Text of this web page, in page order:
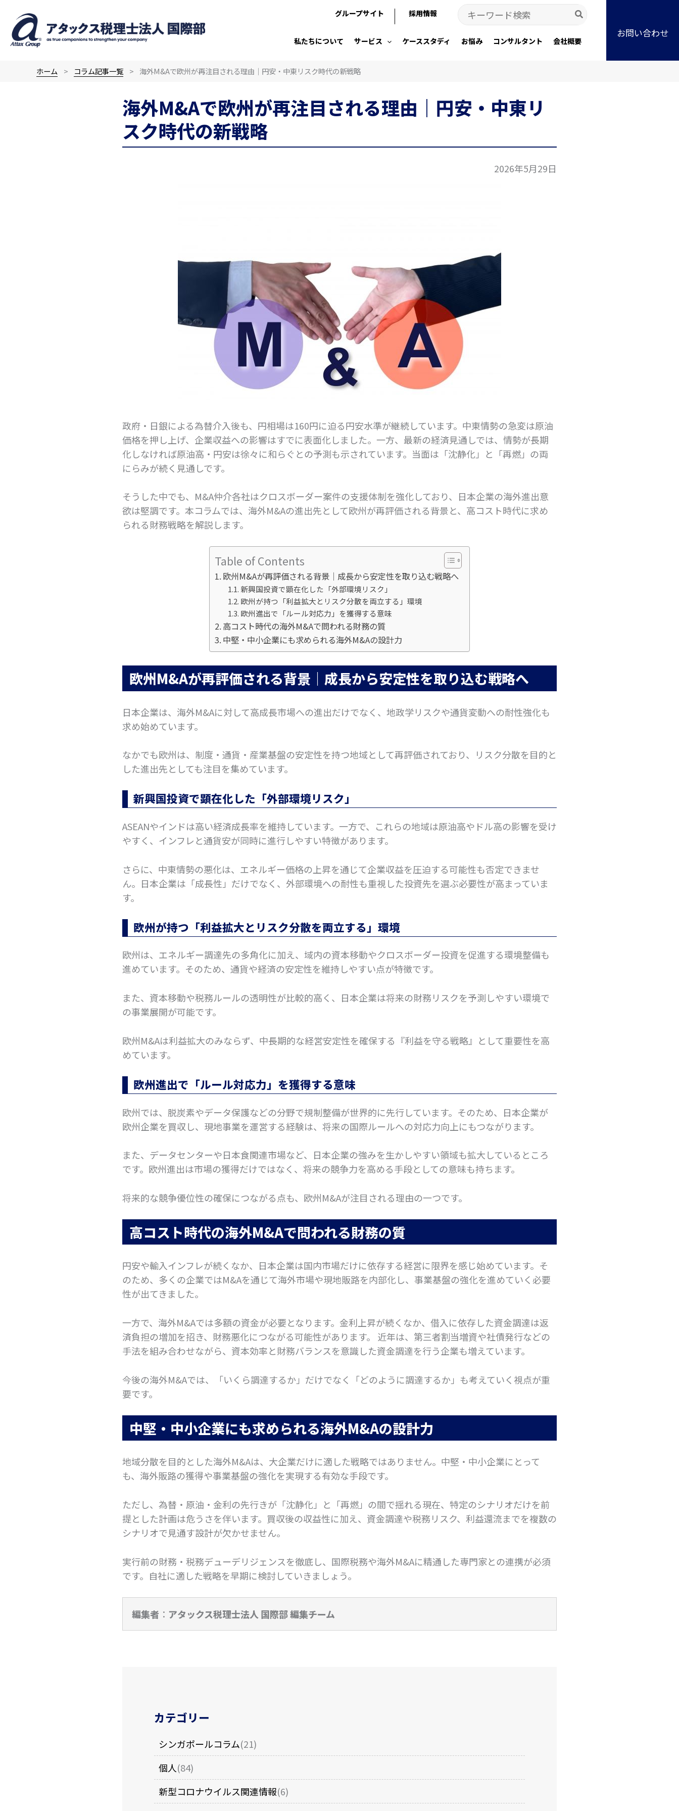
グループサイト 採用情報
Search
for:
私たちについて サービス ケーススタディ お悩み コンサルタント 会社概要
お問い合わせ
ホーム コラム記事一覧 海外M&Aで欧州が再注目される理由｜円安・中東リスク時代の新戦略
海外M&Aで欧州が再注目される理由｜円安・中東リ
スク時代の新戦略
2026年5月29日
政府・日銀による為替介入後も、円相場は160円に迫る円安水準が継続しています。中東情勢の急変は原油
価格を押し上げ、企業収益への影響はすでに表面化しました。一方、最新の経済見通しでは、情勢が長期
化しなければ原油高・円安は徐々に和らぐとの予測も示されています。当面は「沈静化」と「再燃」の両
にらみが続く見通しです。
そうした中でも、M&A仲介各社はクロスボーダー案件の支援体制を強化しており、日本企業の海外進出意
欲は堅調です。本コラムでは、海外M&Aの進出先として欧州が再評価される背景と、高コスト時代に求め
られる財務戦略を解説します。
Table of Contents
欧州M&Aが再評価される背景｜成長から安定性を取り込む戦略へ
新興国投資で顕在化した「外部環境リスク」
欧州が持つ「利益拡大とリスク分散を両立する」環境
欧州進出で「ルール対応力」を獲得する意味
高コスト時代の海外M&Aで問われる財務の質
中堅・中小企業にも求められる海外M&Aの設計力
欧州M&Aが再評価される背景｜成長から安定性を取り込む戦略へ
日本企業は、海外M&Aに対して高成長市場への進出だけでなく、地政学リスクや通貨変動への耐性強化も
求め始めています。
なかでも欧州は、制度・通貨・産業基盤の安定性を持つ地域として再評価されており、リスク分散を目的と
した進出先としても注目を集めています。
新興国投資で顕在化した「外部環境リスク」
ASEANやインドは高い経済成長率を維持しています。一方で、これらの地域は原油高やドル高の影響を受け
やすく、インフレと通貨安が同時に進行しやすい特徴があります。
さらに、中東情勢の悪化は、エネルギー価格の上昇を通じて企業収益を圧迫する可能性も否定できませ
ん。日本企業は「成長性」だけでなく、外部環境への耐性も重視した投資先を選ぶ必要性が高まっていま
す。
欧州が持つ「利益拡大とリスク分散を両立する」環境
欧州は、エネルギー調達先の多角化に加え、域内の資本移動やクロスボーダー投資を促進する環境整備も
進めています。そのため、通貨や経済の安定性を維持しやすい点が特徴です。
また、資本移動や税務ルールの透明性が比較的高く、日本企業は将来の財務リスクを予測しやすい環境で
の事業展開が可能です。
欧州M&Aは利益拡大のみならず、中長期的な経営安定性を確保する『利益を守る戦略』として重要性を高
めています。
欧州進出で「ルール対応力」を獲得する意味
欧州では、脱炭素やデータ保護などの分野で規制整備が世界的に先行しています。そのため、日本企業が
欧州企業を買収し、現地事業を運営する経験は、将来の国際ルールへの対応力向上にもつながります。
また、データセンターや日本食関連市場など、日本企業の強みを生かしやすい領域も拡大しているところ
です。欧州進出は市場の獲得だけではなく、将来の競争力を高める手段としての意味も持ちます。
将来的な競争優位性の確保につながる点も、欧州M&Aが注目される理由の一つです。
高コスト時代の海外M&Aで問われる財務の質
円安や輸入インフレが続くなか、日本企業は国内市場だけに依存する経営に限界を感じ始めています。そ
のため、多くの企業ではM&Aを通じて海外市場や現地販路を内部化し、事業基盤の強化を進めていく必要
性が出てきました。
一方で、海外M&Aでは多額の資金が必要となります。金利上昇が続くなか、借入に依存した資金調達は返
済負担の増加を招き、財務悪化につながる可能性があります。 近年は、第三者割当増資や社債発行などの
手法を組み合わせながら、資本効率と財務バランスを意識した資金調達を行う企業も増えています。
今後の海外M&Aでは、「いくら調達するか」だけでなく「どのように調達するか」も考えていく視点が重
要です。
中堅・中小企業にも求められる海外M&Aの設計力
地域分散を目的とした海外M&Aは、大企業だけに適した戦略ではありません。中堅・中小企業にとって
も、海外販路の獲得や事業基盤の強化を実現する有効な手段です。
ただし、為替・原油・金利の先行きが「沈静化」と「再燃」の間で揺れる現在、特定のシナリオだけを前
提とした計画は危うさを伴います。買収後の収益性に加え、資金調達や税務リスク、利益還流までを複数の
シナリオで見通す設計が欠かせません。
実行前の財務・税務デューデリジェンスを徹底し、国際税務や海外M&Aに精通した専門家との連携が必須
です。自社に適した戦略を早期に検討していきましょう。
編集者 ： アタックス税理士法人 国際部 編集チーム
カテゴリー
シンガポールコラム(21)
個人(84)
新型コロナウイルス関連情報(6)